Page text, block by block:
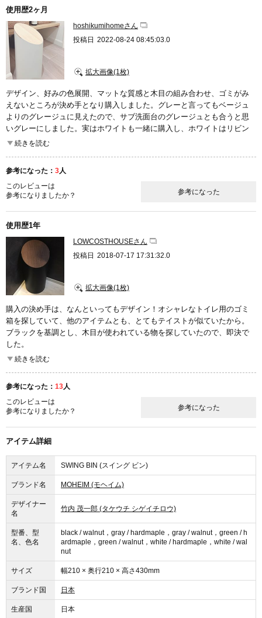
が少し重めに作ってあるので、よくあるゴミ箱のように滑って動いてし
過ぎることはありません。)
使用歴2ヶ月
hoshikumihomeさん
投稿日 2022-08-24 08:45:03.0
拡大画像(1枚)
デザイン、好みの色展開、マットな質感と木目の組み合わせ、ゴミがみ
えないところが決め手となり購入しました。グレーと言ってもベージュ
よりのグレージュに見えたので、サブ洗面台のグレージュとも合うと思
いグレーにしました。実はホワイトも一緒に購入し、ホワイトはリビン
グで使用しています。
くなりました。蓋はシンプルな構造なので外れやすく、また、よく蓋が
開いたままになっていますが、デザインとカラーが気に入っていて素敵
なので満足しています。
続きを読む
参考になった： 3人
このレビューは
参考になりましたか？
参考になった
使用歴1年
LOWCOSTHOUSEさん
投稿日 2018-07-17 17:31:32.0
拡大画像(1枚)
購入の決め手は、なんといってもデザイン！オシャレなトイレ用のゴミ
箱を探していて、他のアイテムとも、とてもテイストが似ていたから。
ブラックを基調とし、木目が使われている物を探していたので、即決で
した。
くもあるので、慎重にフタをスウィングさせないといけないのが、ちょ
っと手間ではあります。
円柱を斜めにカットした形！マットなブラックの本体とフタが木目なデ
ザイン！が気に入っています。
続きを読む
参考になった： 13人
このレビューは
参考になりましたか？
参考になった
アイテム詳細
アイテム名 SWING BIN (スイング ビン)
ブランド名 MOHEIM (モヘイム)
デザイナー
名
竹内 茂一郎 (タケウチ シゲイチロウ)
型番、型
名、色名
black / walnut，gray / hardmaple，gray / walnut，green / h
ardmaple，green / walnut，white / hardmaple，white / wal
nut
サイズ 幅210 × 奥行210 × 高さ430mm
ブランド国 日本
生産国 日本